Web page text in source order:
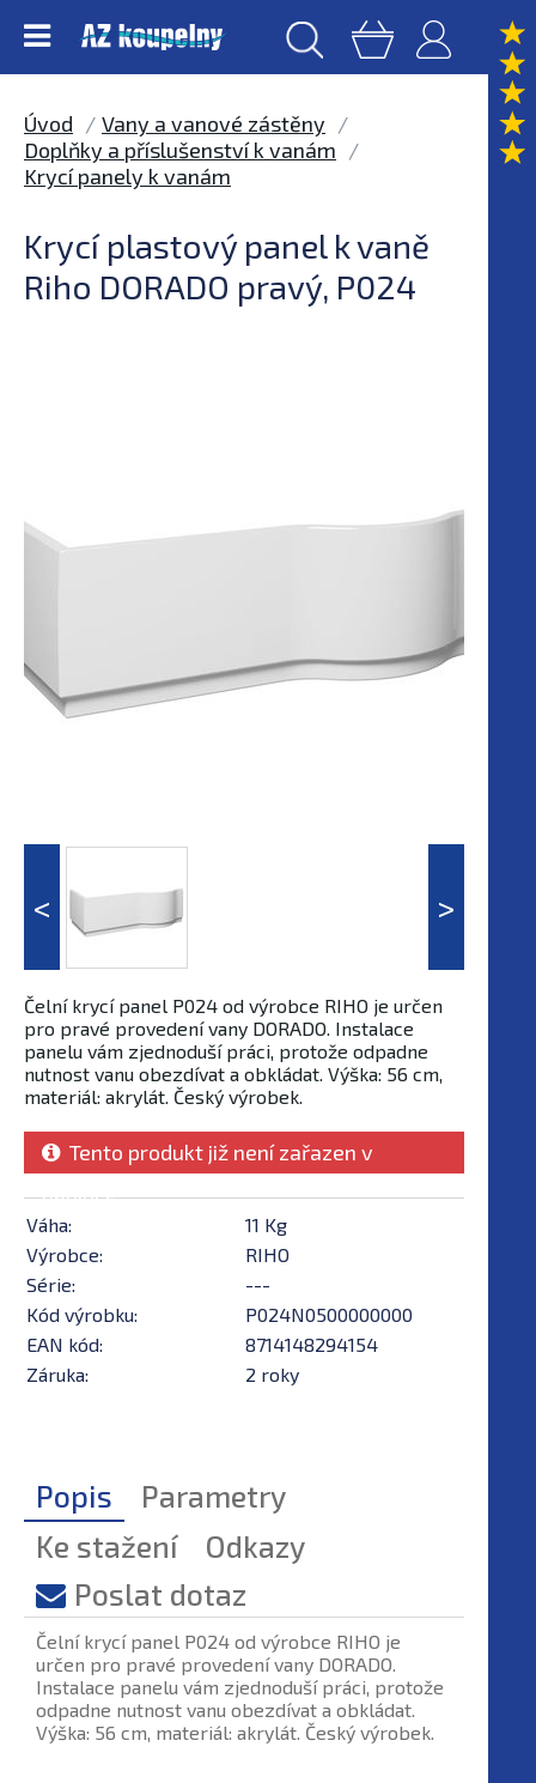
Úvod
Vany a vanové zástěny
Doplňky a příslušenství k vanám
Krycí panely k vanám
Krycí plastový panel k vaně
Riho DORADO pravý, P024
Čelní krycí panel P024 od výrobce RIHO je určen
pro pravé provedení vany DORADO. Instalace
panelu vám zjednoduší práci, protože odpadne
nutnost vanu obezdívat a obkládat. Výška: 56 cm,
materiál: akrylát. Český výrobek.
Tento produkt již není zařazen v
nabídce
Váha:
11 Kg
Výrobce:
RIHO
Série:
---
Kód výrobku:
P024N0500000000
EAN kód:
8714148294154
Záruka:
2 roky
Popis
Parametry
Ke stažení
Odkazy
Poslat dotaz
Čelní krycí panel P024 od výrobce RIHO je
určen pro pravé provedení vany DORADO.
Instalace panelu vám zjednoduší práci, protože
odpadne nutnost vanu obezdívat a obkládat.
Výška: 56 cm, materiál: akrylát. Český výrobek.